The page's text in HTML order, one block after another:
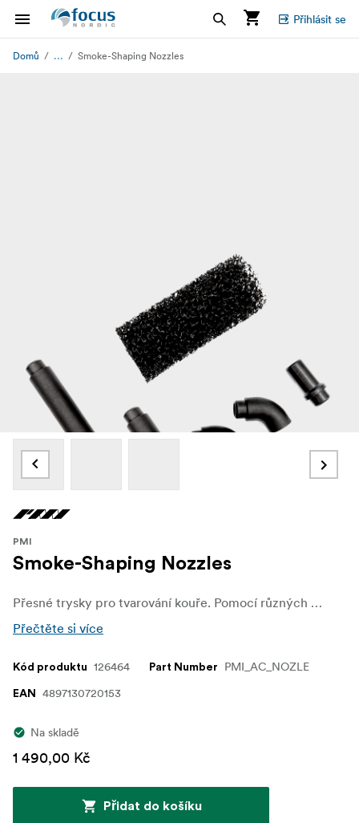
Přihlásit se
Domů ... Smoke-Shaping Nozzles
PMI
Smoke-Shaping Nozzles
Přesné trysky pro tvarování kouře. Pomocí různých koncovek trysek můžete tvarovat a vyrábět různé druhy kouře.
Přečtěte si více
Kód produktu 126464 Part Number PMI_AC_NOZLE
EAN 4897130720153
Na skladě
1 490,00 Kč
Přidat do košíku